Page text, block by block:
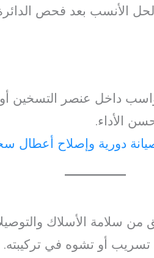
الأنسب بعد فحص
داخل عنصر التسخين أو
الأداء.
دورية وإصلاح أعطال
سلامة الأسلاك
أو تشوه في تركيبته.